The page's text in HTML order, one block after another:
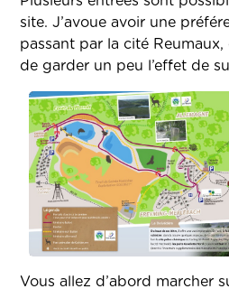
site. J’avoue avoir une
passant par la cité
de garder un peu l’effet de
Vous allez d’abord marcher